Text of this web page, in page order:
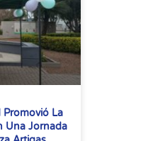
Promovió La
Una Jornada